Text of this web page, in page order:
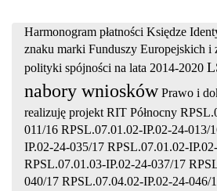
Harmonogram płatności Księdze
znaku marki Funduszy Europejskich i
polityki spójności na lata 2014-2020
nabory wniosków Prawo i
realizuję projekt RIT Północny
011/16 RPSL.07.01.02-IP.02-24-013/
IP.02-24-035/17 RPSL.07.01.02-
RPSL.07.01.03-IP.02-24-037/17
040/17 RPSL.07.04.02-IP.02-24-046/